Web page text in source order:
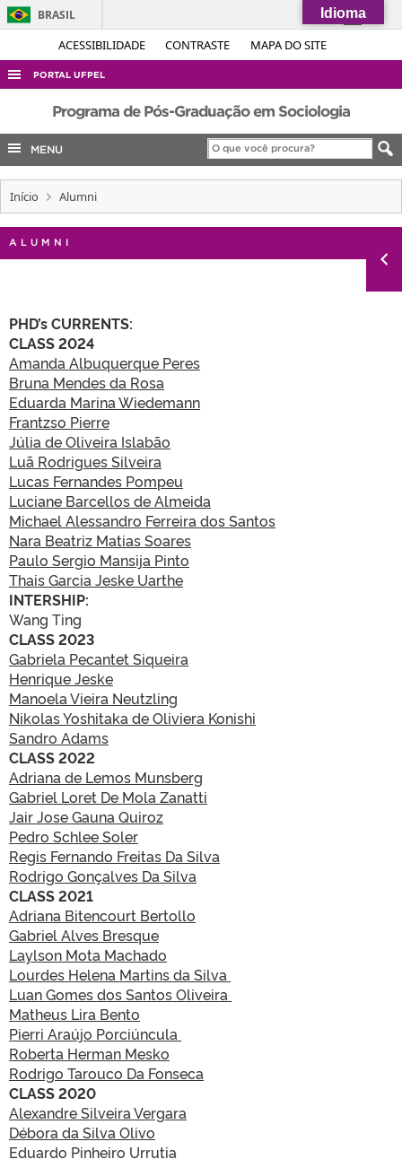
ACESSIBILIDADE CONTRASTE MAPA DO SITE
BRASIL
Simplifique!
Acesso à informação
Legislação
Canais
PORTAL UFPEL
ACESSO À INFORMAÇÃO
AUDITORIA
COBALTO
CONCURSOS
EDITAIS
INTERNACIONAL
PORTARIAS
TELEFONES
Programa de Pós-Graduação em Sociologia
MENU
Início Alumni
ALUMNI
PHD’s CURRENTS:
CLASS 2024
Amanda Albuquerque Peres
Bruna Mendes da Rosa
Eduarda Marina Wiedemann
Frantzso Pierre
Júlia de Oliveira Islabão
Luã Rodrigues Silveira
Lucas Fernandes Pompeu
Luciane Barcellos de Almeida
Michael Alessandro Ferreira dos Santos
Nara Beatriz Matias Soares
Paulo Sergio Mansija Pinto
Thais Garcia Jeske Uarthe
INTERSHIP:
Wang Ting
CLASS 2023
Gabriela Pecantet Siqueira
Henrique Jeske
Manoela Vieira Neutzling
Nikolas Yoshitaka de Oliviera Konishi
Sandro Adams
CLASS 2022
Adriana de Lemos Munsberg
Gabriel Loret De Mola Zanatti
Jair Jose Gauna Quiroz
Pedro Schlee Soler
Regis Fernando Freitas Da Silva
Rodrigo Gonçalves Da Silva
CLASS 2021
Adriana Bitencourt Bertollo
Gabriel Alves Bresque
Laylson Mota Machado
Lourdes Helena Martins da Silva
Luan Gomes dos Santos Oliveira
Matheus Lira Bento
Pierri Araújo Porciúncula
Roberta Herman Mesko
Rodrigo Tarouco Da Fonseca
CLASS 2020
Alexandre Silveira Vergara
Débora da Silva Olivo
Eduardo Pinheiro Urrutia
Idioma